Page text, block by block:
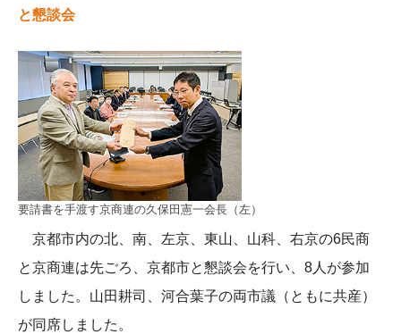
と懇談会
要請書を手渡す京商連の久保田憲一会長（左）
京都市内の北、南、左京、東山、山科、右京の6民商
と京商連は先ごろ、京都市と懇談会を行い、8人が参加
しました。山田耕司、河合葉子の両市議（ともに共産）
が同席しました。